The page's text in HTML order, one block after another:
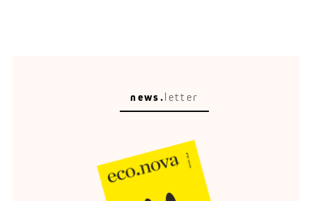
news.letter